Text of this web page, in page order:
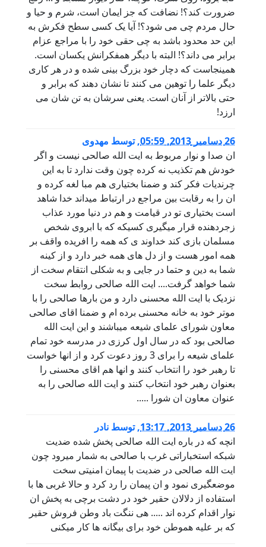
ضرورت کند؟! نضافت که جز ایمان است، شرم و حیا و
حال مردم چی می شود؟! آیا یک کسی سطح فکرش به
این حد محدود باشد به چی حقی خود را با مراجع عزام
برابر می داند؟! البته با دیگر همفکرانش یکسان است.
همینجاست که دچار خود بزرگ بینی شده و در هر کاری
دیگر علما را توهین می کنند تا نشان دهند که برابر و
حتی بالاتر از آنان است. یعنی سرشان به تن شان می
, توسطمهدوی
ان صدا و نوار مربوط به ایت الله صالحی نیست و اگر
خودش هم تکذیب نه کرده چون وقت ندارد تا به این
چرندیات فکر کند و ضمنا بختیاری هم مبا لغه کرده و
ان را به رقابت بین مراجع در ارتباط میداند خدا شاهد
است بختیاری تو در قیامت و هم در دنیا مورد عذاب
زجردهنده قرار میگیری کسیکه که با ابروی شخص
مسلمان بازی کند خداوند ی که همه را افریده واقف بر
همه امور هست و از دل های همه خبر دارد و از کینه
شما به دین و حتما در جایی و به شکلی انتقام سخت از
شما خواهد گرفت.... ایت الله صالحی روابط سخت
نزدیک با ایت الله محسنی دارد و من بارها صالحی را با
موتر خود به خانه محسنی برده ام و ضمنا اقای صالحی
معاون شورای علمای شیعه میباشند و این ایت الله
صالحی بود که در سال اول کرزی در مدرسه خود تمام
علمای شیعه را برای 3 روز دعوت کرد و از انها خواست
تا رهبر خود را انتخاب کنند و انها هم اقای محسنی را
بعنوان رهبر خود انتخاب کنند و ایت الله صالحی را به
عنوان معاون ان شورا .....
, توسطنادر
انچه که در باره ایت الله صالحی پخش شده ضدیت
شبکه استخباراتی غرب با صالحی به شمار میرود چون
ایت الله صالحی در ضدیت با پیمان امنیتی سخت
موضعگیری نمود و ان پیمان را رد کرد و حالا غربی ها با
استفاده از دلالان حقیر خود در دشت برچی به پخش ان
نوار اقدام کرده اند ..... هی ننگت باد وطن فروش حقیر
که بر علیه هموطن خود برای بیگانه ها کار میکنی